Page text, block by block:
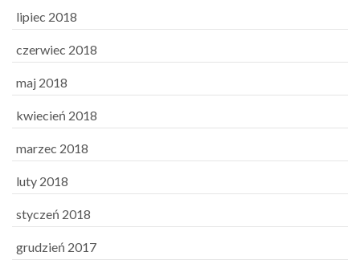
lipiec 2018
czerwiec 2018
maj 2018
kwiecień 2018
marzec 2018
luty 2018
styczeń 2018
grudzień 2017